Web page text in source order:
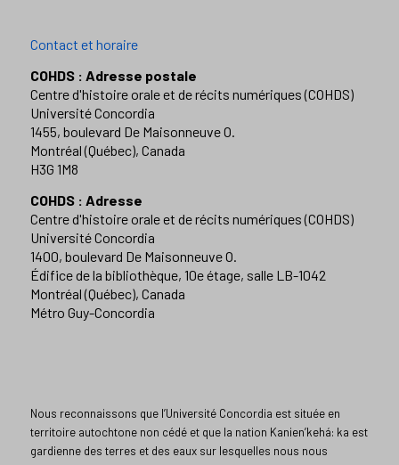
Contact et horaire
COHDS : Adresse postale
Centre d'histoire orale et de récits numériques (COHDS)
Université Concordia
1455, boulevard De Maisonneuve O.
Montréal (Québec), Canada
H3G 1M8
COHDS : Adresse
Centre d'histoire orale et de récits numériques (COHDS)
Université Concordia
1400, boulevard De Maisonneuve O.
Édifice de la bibliothèque, 10e étage, salle LB-1042
Montréal (Québec), Canada
Métro Guy-Concordia
Nous reconnaissons que l’Université Concordia est située en
territoire autochtone non cédé et que la nation Kanien’kehá: ka est
gardienne des terres et des eaux sur lesquelles nous nous